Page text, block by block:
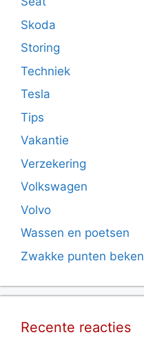
Skoda
Storing
Techniek
Tesla
Tips
Vakantie
Verzekering
Volkswagen
Volvo
Wassen en poetsen
Zwakke punten
Recente reacties